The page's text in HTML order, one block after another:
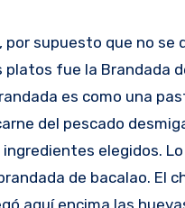
por supuesto que no se
platos fue la Brandada
es como una
del pescado
elegidos. Lo
de bacalao. El